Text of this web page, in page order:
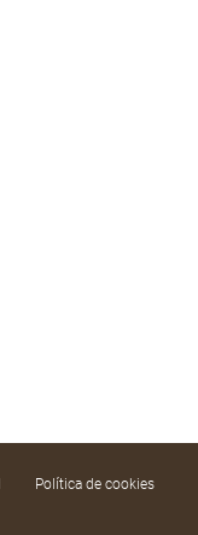
Política de cookies